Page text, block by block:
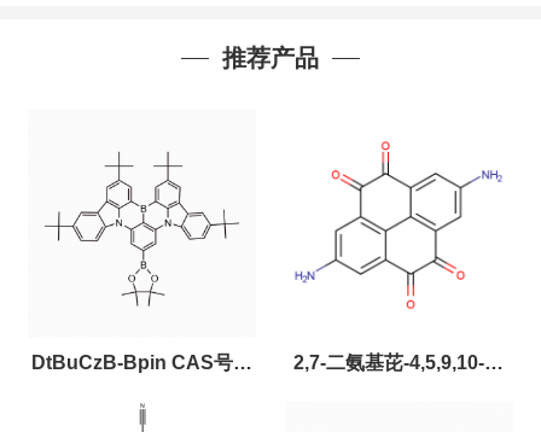
推荐产品
DtBuCzB-Bpin CAS号：
2643331-97-7
2,7-二氨基芘-4,5,9,10-四